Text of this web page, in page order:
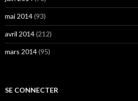
mai 2014(93)
avril 2014(212)
mars 2014(95)
SE CONNECTER